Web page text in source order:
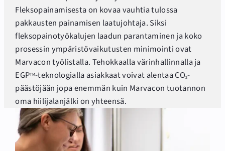
Fleksopainamisesta on kovaa vauhtia tulossa
pakkausten painamisen laatujohtaja. Siksi
fleksopainotyökalujen laadun parantaminen ja koko
prosessin ympäristövaikutusten minimointi ovat
Marvacon työlistalla. Tehokkaalla värinhallinnalla ja
EGPTM-teknologialla asiakkaat voivat alentaa CO2-
päästöjään jopa enemmän kuin Marvacon tuotannon
oma hiilijalanjälki on yhteensä.